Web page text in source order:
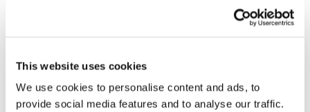
This website uses cookies
We use cookies to personalise content and ads, to
provide social media features and to analyse our traffic.
de “outros”, mas sim de pessoas e grupos
locais ou em nossa casa. Normalmente surgem
que, em nome de um desejo aparente de
garantir a integração social de grupos
pertencentes a outras culturas e religiões,